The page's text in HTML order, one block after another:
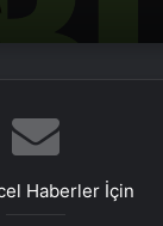
Haberler İçin